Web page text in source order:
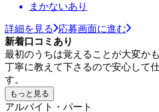
まかないあり
詳細を見る
応募画面に進む
新着口コミあり
最初のうちは覚えることが大変か
丁寧に教えて下さるので安心して
す。
もっと見る
アルバイト・パート